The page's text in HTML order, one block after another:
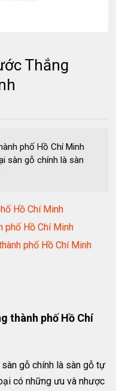
Thắng
phố Hồ Chí Minh
sàn gỗ chính là sàn
Hồ Chí Minh
phố Hồ Chí Minh
phố Hồ Chí Minh
thành phố Hồ Chí
gỗ chính là sàn gỗ tự
có những ưu và nhược